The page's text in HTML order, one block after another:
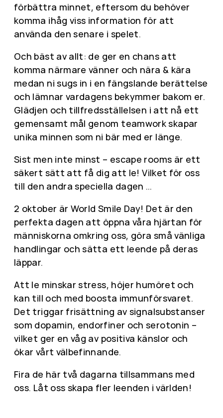
förbättra minnet, eftersom du behöver
komma ihåg viss information för att
använda den senare i spelet.
Och bäst av allt: de ger en chans att
komma närmare vänner och nära & kära
medan ni sugs in i en fängslande berättelse
och lämnar vardagens bekymmer bakom er.
Glädjen och tillfredsställelsen i att nå ett
gemensamt mål genom teamwork skapar
unika minnen som ni bär med er länge.
Sist men inte minst – escape rooms är ett
säkert sätt att få dig att le! Vilket för oss
till den andra speciella dagen …
2 oktober är World Smile Day! Det är den
perfekta dagen att öppna våra hjärtan för
människorna omkring oss, göra små vänliga
handlingar och sätta ett leende på deras
läppar.
Att le minskar stress, höjer humöret och
kan till och med boosta immunförsvaret.
Det triggar frisättning av signalsubstanser
som dopamin, endorfiner och serotonin –
vilket ger en våg av positiva känslor och
ökar vårt välbefinnande.
Fira de här två dagarna tillsammans med
oss. Låt oss skapa fler leenden i världen!